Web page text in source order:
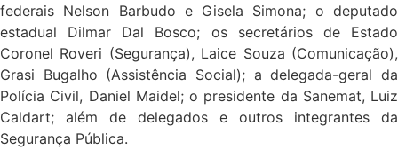
federais Nelson Barbudo e Gisela Simona; o deputado
estadual Dilmar Dal Bosco; os secretários de Estado
Coronel Roveri (Segurança), Laice Souza (Comunicação),
Grasi Bugalho (Assistência Social); a delegada-geral da
Polícia Civil, Daniel Maidel; o presidente da Sanemat, Luiz
Caldart; além de delegados e outros integrantes da
Segurança Pública.